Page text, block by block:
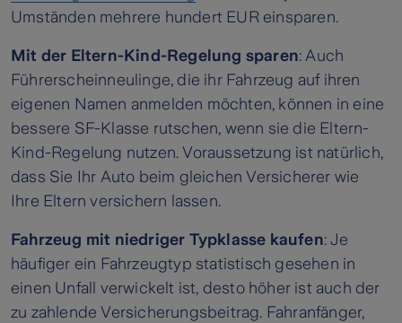
Umständen mehrere hundert EUR einsparen.
Mit der Eltern-Kind-Regelung sparen: Auch
Führerscheinneulinge, die ihr Fahrzeug auf ihren
eigenen Namen anmelden möchten, können in eine
bessere SF-Klasse rutschen, wenn sie die Eltern-
Kind-Regelung nutzen. Voraussetzung ist natürlich,
dass Sie Ihr Auto beim gleichen Versicherer wie
Ihre Eltern versichern lassen.
Fahrzeug mit niedriger Typklasse kaufen: Je
häufiger ein Fahrzeugtyp statistisch gesehen in
einen Unfall verwickelt ist, desto höher ist auch der
zu zahlende Versicherungsbeitrag. Fahranfänger,